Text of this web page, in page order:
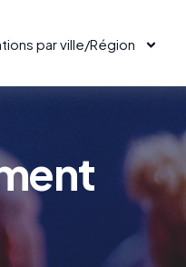
par ville/Région